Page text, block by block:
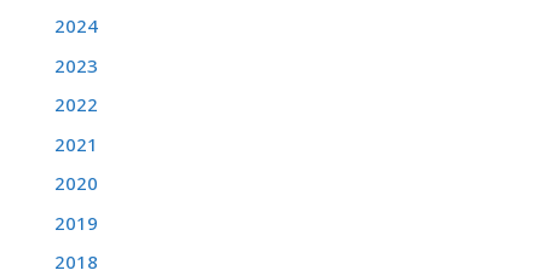
2024
2023
2022
2021
2020
2019
2018